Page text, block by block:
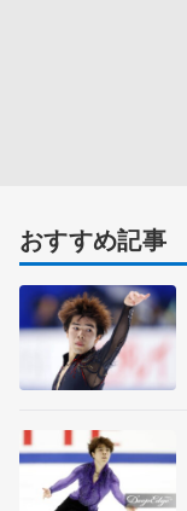
おすすめ記事